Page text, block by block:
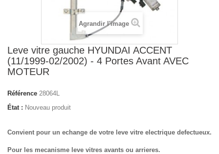
Agrandir l'image
Leve vitre gauche HYUNDAI ACCENT
(11/1999-02/2002) - 4 Portes Avant AVEC
MOTEUR
Référence 28064L
État : Nouveau produit
Convient pour un echange de votre leve vitre electrique defectueux.
Pour les mecanisme leve vitres avants ou arrieres.